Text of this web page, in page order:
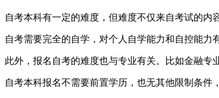
自考本科有一定的难度，但难度不仅来自考试的内
自考需要完全的自学，对个人自学能力和自控能力
此外，报名自考的难度也与专业有关。比如金融专
自考本科报名不需要前置学历，也无其他限制条件